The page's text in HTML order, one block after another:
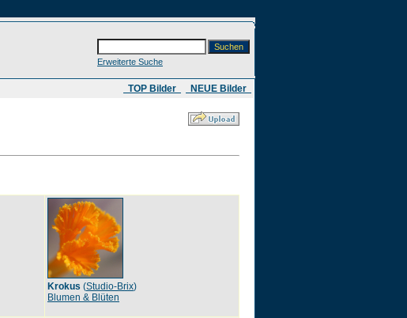
Erweiterte Suche
​ TOP Bilder NEUE Bilder
Krokus (Studio-Brix)
Blumen & Blüten